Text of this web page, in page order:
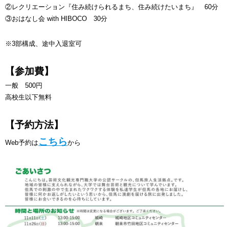
②レクリエーション『住み続けられるまち、住み続けたいまち』 60分
③おはなし会 with HIBOCO 30分
※3部構成、途中入退室可
【参加費】
一般 500円
高校生以下無料
【予約方法】
Web予約は こちらから